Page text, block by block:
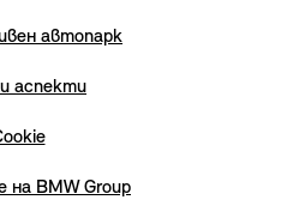
автопарк
аспекти
на BMW Group